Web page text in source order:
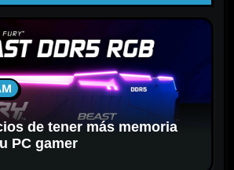
de tener más memoria
PC gamer